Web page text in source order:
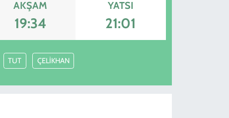
AKŞAM
19:34
YATSI
21:01
TUT ÇELİKHAN